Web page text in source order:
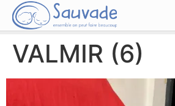
VALMIR (6)